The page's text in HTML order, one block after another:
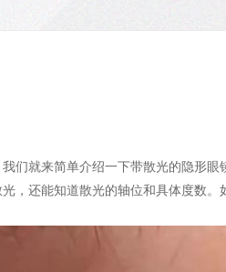
们就来简单介绍一下带散光的隐形眼
， 还能知道散光的轴位和具体度数。